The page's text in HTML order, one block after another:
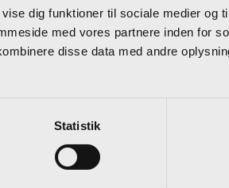
dig funktioner til sociale medier og
med vores partnere inden for
disse data med andre
Statistik
support– vi står ved
kører problemfrit.
skridt mod et moderne
med Microsoft
Tilmeld dig seminaret i